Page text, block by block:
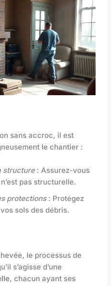
sans accroc, il est
le chantier :
structure: Assurez-vous
pas structurelle.
protections: Protégez
sols des débris.
le processus de
s’agisse d’une
, chacun ayant ses